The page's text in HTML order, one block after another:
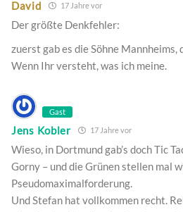
David 17 Jahre vor
Der größte Denkfehler:
zuerst gab es die Söhne Mannheims,
Wenn Ihr versteht, was ich meine.
Gast
Jens Kobler 17 Jahre vor
Wieso, in Dortmund gab’s doch Tic
Gorny – und die Grünen stellen mal
Pseudomaximalforderung.
Und Stefan hat vollkommen recht.